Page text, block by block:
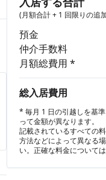
(月額合計 + 1 回限りの追
預金
仲介手数料
月額総費用 *
総入居費用
* 毎月 1 日の引越しを基
って金額が異なります。
記載されているすべての
方法などによって異なる
い。正確な料金について